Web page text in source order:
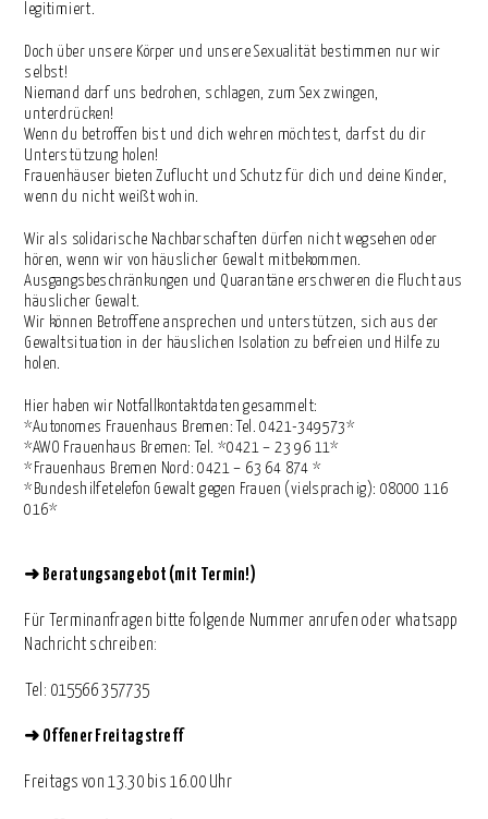
legitimiert.
Doch über unsere Körper und unsere Sexualität bestimmen nur wir
selbst!
Niemand darf uns bedrohen, schlagen, zum Sex zwingen,
unterdrücken!
Wenn du betroffen bist und dich wehren möchtest, darfst du dir
Unterstützung holen!
Frauenhäuser bieten Zuflucht und Schutz für dich und deine Kinder,
wenn du nicht weißt wohin.
Wir als solidarische Nachbarschaften dürfen nicht wegsehen oder
hören, wenn wir von häuslicher Gewalt mitbekommen.
Ausgangsbeschränkungen und Quarantäne erschweren die Flucht aus
häuslicher Gewalt.
Wir können Betroffene ansprechen und unterstützen, sich aus der
Gewaltsituation in der häuslichen Isolation zu befreien und Hilfe zu
holen.
Hier haben wir Notfallkontaktdaten gesammelt:
*Autonomes Frauenhaus Bremen: Tel. 0421-349573*
*AWO Frauenhaus Bremen: Tel. *0421 – 23 96 11*
*Frauenhaus Bremen Nord: 0421 – 63 64 874 *
*Bundeshilfetelefon Gewalt gegen Frauen (vielsprachig): 08000 116
016*
➜ Beratungsangebot (mit Termin!)
Für Terminanfragen bitte folgende Nummer anrufen oder whatsapp
Nachricht schreiben:
⁨Tel: 015566 357735
➜ Offener Freitagstreff
Freitags von 13.30 bis 16.00 Uhr